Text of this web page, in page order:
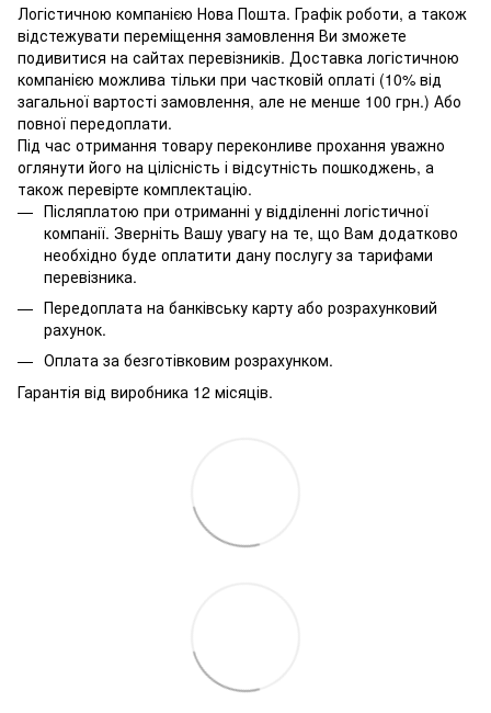
Логістичною компанією Нова Пошта. Графік роботи, а також
відстежувати переміщення замовлення Ви зможете
подивитися на сайтах перевізників. Доставка логістичною
компанією можлива тільки при частковій оплаті (10% від
загальної вартості замовлення, але не менше 100 грн.) Або
повної передоплати.
Під час отримання товару переконливе прохання уважно
оглянути його на цілісність і відсутність пошкоджень, а
також перевірте комплектацію.
Післяплатою при отриманні у відділенні логістичної
компанії. Зверніть Вашу увагу на те, що Вам додатково
необхідно буде оплатити дану послугу за тарифами
перевізника.
Передоплата на банківську карту або розрахунковий
рахунок.
Оплата за безготівковим розрахунком.
Гарантія від виробника 12 місяців.